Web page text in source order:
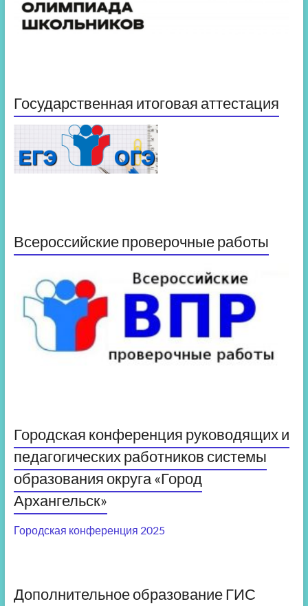
Государственная итоговая аттестация
Всероссийские проверочные работы
Городская конференция руководящих и
педагогических работников системы
образования округа «Город
Архангельск»
Городская конференция 2025
Дополнительное образование ГИС